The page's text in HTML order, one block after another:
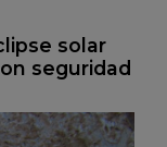
solar
seguridad